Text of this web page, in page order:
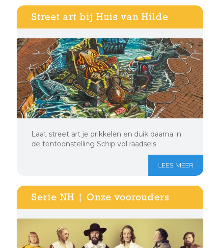
Street art bij Huis van Hilde
Laat street art je prikkelen en duik daarna in
de tentoonstelling Schip vol raadsels.
LEES MEER
Serie NH | Onze voorouders